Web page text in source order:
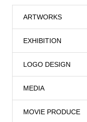
ARTWORKS
EXHIBITION
LOGO DESIGN
MEDIA
MOVIE PRODUCE